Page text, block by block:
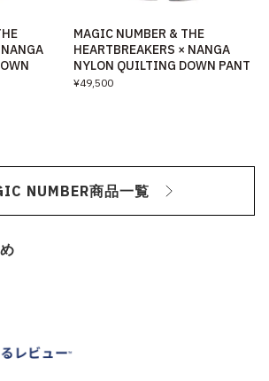
MAGIC NUMBER & THE
HEARTBREAKERS × NANGA
NYLON QUILTING DOWN PANT
¥49,500
NUMBER商品一覧